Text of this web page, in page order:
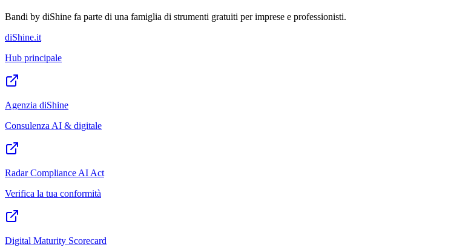
Bandi by diShine fa parte di una famiglia di strumenti gratuiti per imprese e professionisti.
diShine.it
Hub principale
Agenzia diShine
Consulenza AI & digitale
Radar Compliance AI Act
Verifica la tua conformità
Digital Maturity Scorecard